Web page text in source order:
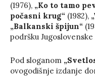
(1976), „Ko to tamo
počasni krug“ (1982),
„Balkanski špijun“
podršku
Pod sloganom
ovogodišnje izdanje